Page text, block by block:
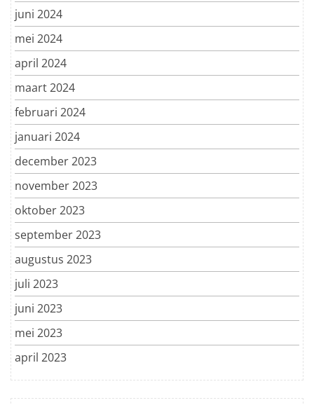
juni 2024
mei 2024
april 2024
maart 2024
februari 2024
januari 2024
december 2023
november 2023
oktober 2023
september 2023
augustus 2023
juli 2023
juni 2023
mei 2023
april 2023